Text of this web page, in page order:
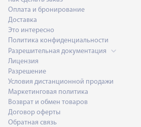
Оплата и бронирование
Доставка
Это интересно
Политика конфиденциальности
Разрешительная документация
Лицензия
Разрешение
Условия дистанционной продажи
Маркетинговая политика
Возврат и обмен товаров
Договор оферты
Обратная связь